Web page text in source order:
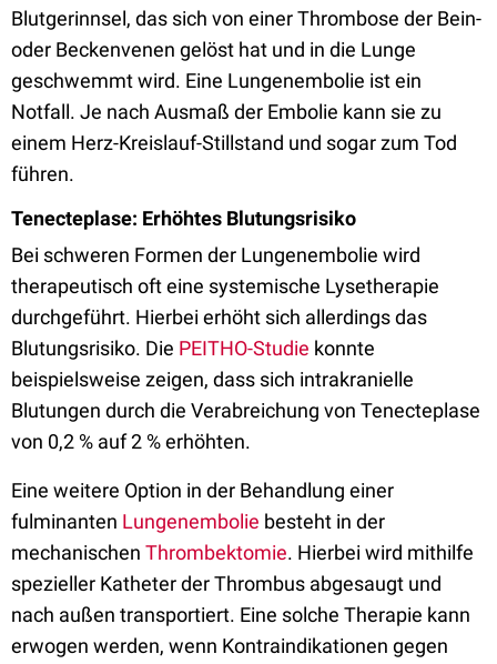
Blutgerinnsel, das sich von einer Thrombose der Bein-
oder Beckenvenen gelöst hat und in die Lunge
geschwemmt wird. Eine Lungenembolie ist ein
Notfall. Je nach Ausmaß der Embolie kann sie zu
einem Herz-Kreislauf-Stillstand und sogar zum Tod
führen.
Tenecteplase: Erhöhtes Blutungsrisiko
Bei schweren Formen der Lungenembolie wird
therapeutisch oft eine systemische Lysetherapie
durchgeführt. Hierbei erhöht sich allerdings das
Blutungsrisiko. Die PEITHO-Studie konnte
beispielsweise zeigen, dass sich intrakranielle
Blutungen durch die Verabreichung von Tenecteplase
von 0,2 % auf 2 % erhöhten.
Eine weitere Option in der Behandlung einer
fulminanten Lungenembolie besteht in der
mechanischen Thrombektomie. Hierbei wird mithilfe
spezieller Katheter der Thrombus abgesaugt und
nach außen transportiert. Eine solche Therapie kann
erwogen werden, wenn Kontraindikationen gegen